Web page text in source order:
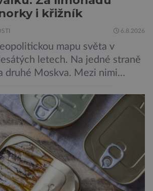
i křižník
6.8.2026
mapu světa v
letech. Na jedné straně
druhé Moskva. Mezi nimi
železná opona a miliony
pohotovosti. A pak je tu
generální ředitel společnosti
se v květnu roku 1989 stává
jež čítá sedmnáct […]